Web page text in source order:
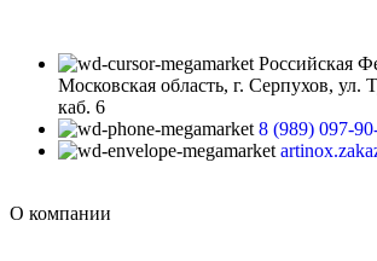
Российская
Московская область, г. Серпухов, ул.
каб. 6
8 (989) 097-
О компании